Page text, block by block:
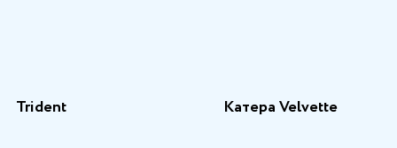
Trident Катера Velvette